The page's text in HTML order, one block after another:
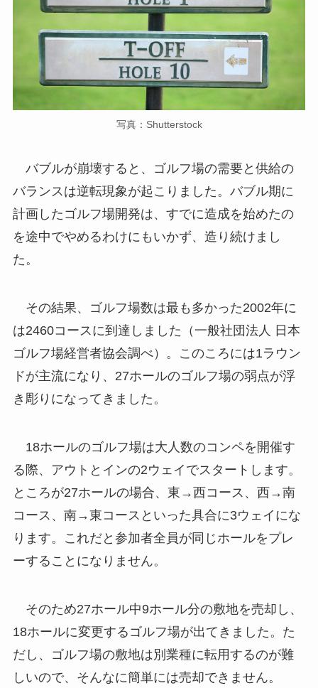
写真：Shutterstock
バブルが崩壊すると、ゴルフ場の需要と供給の
バランスは逆転現象が起こりました。バブル期に
計画したゴルフ場開発は、すでに造成を始めたの
を途中でやめるわけにもいかず、造り続けまし
た。
その結果、ゴルフ場数は最も多かった2002年に
は2460コースに到達しました（一般社団法人 日本
ゴルフ場経営者協会調べ）。このころには1ラウン
ドが主流になり、27ホールのゴルフ場の弱点が浮
き彫りになってきました。
18ホールのゴルフ場は大人数のコンペを開催す
る際、アウトとインの2ウェイでスタートします。
ところが27ホールの場合、東→西コース、西→南
コース、南→東コースといった具合に3ウェイにな
ります。これだと参加者全員が同じホールをプレ
ーすることになりません。
そのため27ホール中9ホール分の敷地を売却し、
18ホールに変更するゴルフ場が出てきました。た
だし、ゴルフ場の敷地は別業種に転用するのが難
しいので、そんなに簡単には売却できません。